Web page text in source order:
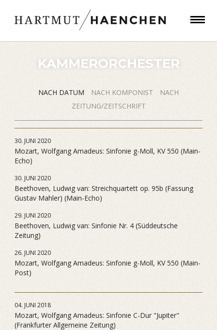
KAMMERORCHESTER
NACH DATUM NACH KOMPONIST
NACH
ZEITUNG/ZEITSCHRIFT
30. JUNI 2020
Mozart, Wolfgang Amadeus: Sinfonie g-Moll, KV 550 (Main-
Echo)
30. JUNI 2020
Beethoven, Ludwig van: Streichquartett op. 95b (Fassung
Gustav Mahler) (Main-Echo)
29. JUNI 2020
Beethoven, Ludwig van: Sinfonie Nr. 4 (Süddeutsche
Zeitung)
26. JUNI 2020
Mozart, Wolfgang Amadeus: Sinfonie g-Moll, KV 550 (Main-
Post)
04. JUNI 2018
Mozart, Wolfgang Amadeus: Sinfonie C-Dur "Jupiter"
(Frankfurter Allgemeine Zeitung)